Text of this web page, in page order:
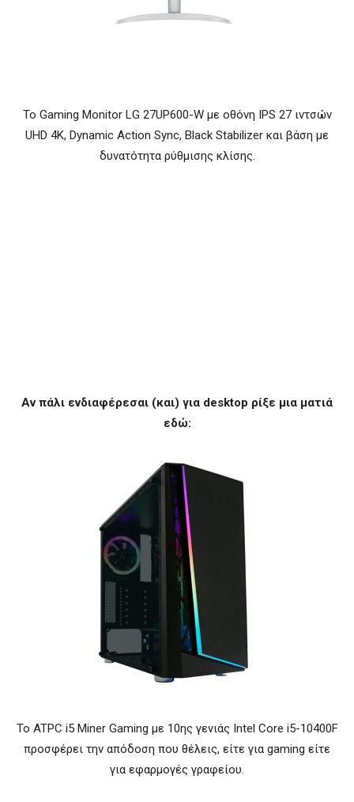
To Gaming Monitor LG 27UP600-W με οθόνη IPS 27 ιντσών
UHD 4K, Dynamic Action Sync, Black Stabilizer και βάση με
δυνατότητα ρύθμισης κλίσης.
Αν πάλι ενδιαφέρεσαι (και) για desktop ρίξε μια ματιά
εδώ:
Το ATPC i5 Miner Gaming με 10ης γενιάς Intel Core i5-10400F
προσφέρει την απόδοση που θέλεις, είτε για gaming είτε
για εφαρμογές γραφείου.